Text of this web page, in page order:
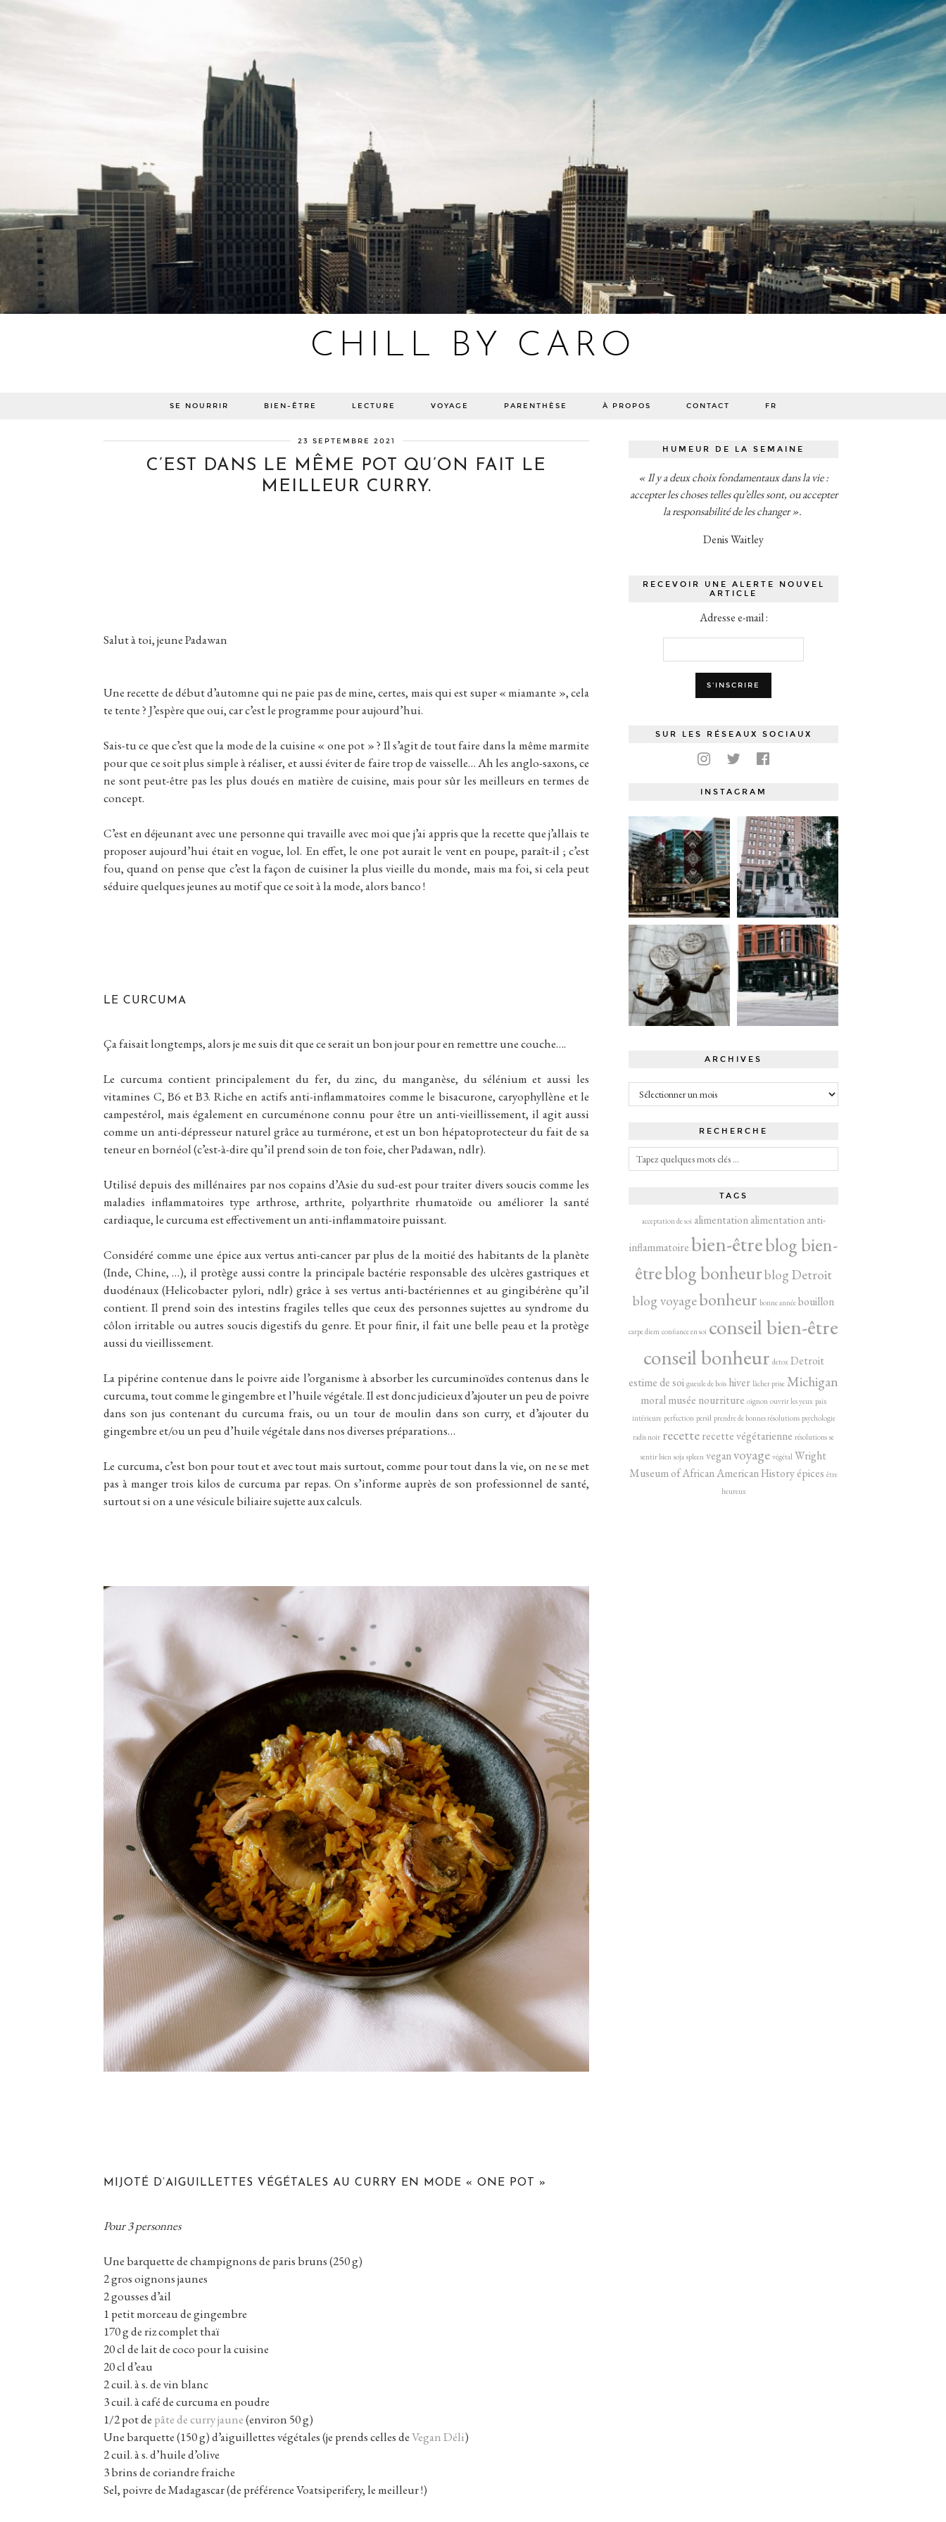
CHILL BY CARO
SE NOURRIR BIEN-ÊTRE LECTURE VOYAGE PARENTHÈSE À PROPOS CONTACT FR
23 SEPTEMBRE 2021
C’EST DANS LE MÊME POT QU’ON FAIT LE
MEILLEUR CURRY.
Salut à toi, jeune Padawan
Une recette de début d’automne qui ne paie pas de mine, certes, mais qui est super « miamante », cela
te tente ? J’espère que oui, car c’est le programme pour aujourd’hui.
Sais-tu ce que c’est que la mode de la cuisine « one pot » ? Il s’agit de tout faire dans la même marmite
pour que ce soit plus simple à réaliser, et aussi éviter de faire trop de vaisselle… Ah les anglo-saxons, ce
ne sont peut-être pas les plus doués en matière de cuisine, mais pour sûr les meilleurs en termes de
concept.
C’est en déjeunant avec une personne qui travaille avec moi que j’ai appris que la recette que j’allais te
proposer aujourd’hui était en vogue, lol. En effet, le one pot aurait le vent en poupe, paraît-il ; c’est
fou, quand on pense que c’est la façon de cuisiner la plus vieille du monde, mais ma foi, si cela peut
séduire quelques jeunes au motif que ce soit à la mode, alors banco !
LE CURCUMA
Ça faisait longtemps, alors je me suis dit que ce serait un bon jour pour en remettre une couche….
Le curcuma contient principalement du fer, du zinc, du manganèse, du sélénium et aussi les
vitamines C, B6 et B3. Riche en actifs anti-inflammatoires comme le bisacurone, caryophyllène et le
campestérol, mais également en curcuménone connu pour être un anti-vieillissement, il agit aussi
comme un anti-dépresseur naturel grâce au turmérone, et est un bon hépatoprotecteur du fait de sa
teneur en bornéol (c’est-à-dire qu’il prend soin de ton foie, cher Padawan, ndlr).
Utilisé depuis des millénaires par nos copains d’Asie du sud-est pour traiter divers soucis comme les
maladies inflammatoires type arthrose, arthrite, polyarthrite rhumatoïde ou améliorer la santé
cardiaque, le curcuma est effectivement un anti-inflammatoire puissant.
Considéré comme une épice aux vertus anti-cancer par plus de la moitié des habitants de la planète
(Inde, Chine, …), il protège aussi contre la principale bactérie responsable des ulcères gastriques et
duodénaux (Helicobacter pylori, ndlr) grâce à ses vertus anti-bactériennes et au gingibérène qu’il
contient. Il prend soin des intestins fragiles telles que ceux des personnes sujettes au syndrome du
côlon irritable ou autres soucis digestifs du genre. Et pour finir, il fait une belle peau et la protège
aussi du vieillissement.
La pipérine contenue dans le poivre aide l’organisme à absorber les curcuminoïdes contenus dans le
curcuma, tout comme le gingembre et l’huile végétale. Il est donc judicieux d’ajouter un peu de poivre
dans son jus contenant du curcuma frais, ou un tour de moulin dans son curry, et d’ajouter du
gingembre et/ou un peu d’huile végétale dans nos diverses préparations…
Le curcuma, c’est bon pour tout et avec tout mais surtout, comme pour tout dans la vie, on ne se met
pas à manger trois kilos de curcuma par repas. On s’informe auprès de son professionnel de santé,
surtout si on a une vésicule biliaire sujette aux calculs.
MIJOTÉ D’AIGUILLETTES VÉGÉTALES AU CURRY EN MODE « ONE POT »
Pour 3 personnes
Une barquette de champignons de paris bruns (250 g)
2 gros oignons jaunes
2 gousses d’ail
1 petit morceau de gingembre
170 g de riz complet thaï
20 cl de lait de coco pour la cuisine
20 cl d’eau
2 cuil. à s. de vin blanc
3 cuil. à café de curcuma en poudre
1/2 pot de pâte de curry jaune(environ 50 g)
Une barquette (150 g) d’aiguillettes végétales (je prends celles deVegan Déli)
2 cuil. à s. d’huile d’olive
3 brins de coriandre fraiche
Sel, poivre de Madagascar (de préférence Voatsiperifery, le meilleur !)
HUMEUR DE LA SEMAINE
« Il y a deux choix fondamentaux dans la vie :
accepter les choses telles qu’elles sont, ou accepter
la responsabilité de les changer ».
Denis Waitley
RECEVOIR UNE ALERTE NOUVEL
ARTICLE
Adresse e-mail :
SUR LES RÉSEAUX SOCIAUX
INSTAGRAM
ARCHIVES
Archives
RECHERCHE
TAGS
acceptation de soi alimentation alimentation anti-
inflammatoirebien-êtreblog bien-
êtreblog bonheurblog Detroit
blog voyagebonheur bonne année bouillon
carpe diem confiance en soi conseil bien-être
conseil bonheur detox Detroit
estime de soi gueule de bois hiver lâcher prise Michigan
moral musée nourriture oignon ouvrir les yeux paix
intérieure perfection persil prendre de bonnes résolutions psychologie
radis noir recetterecette végétarienne résolutions se
sentir bien soja spleen veganvoyage végétal Wright
Museum of African American Historyépices être
heureux